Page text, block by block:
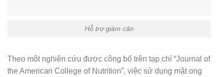
Hỗ trợ giảm cân
Theo một nghiên cứu được công bố trên tạp chí “Journal of
the American College of Nutrition”, việc sử dụng mật ong